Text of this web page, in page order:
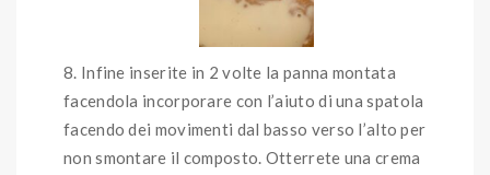
Infine inserite in 2 volte la panna montata
facendola incorporare con l’aiuto di una spatola
facendo dei movimenti dal basso verso l’alto per
non smontare il composto. Otterrete una crema